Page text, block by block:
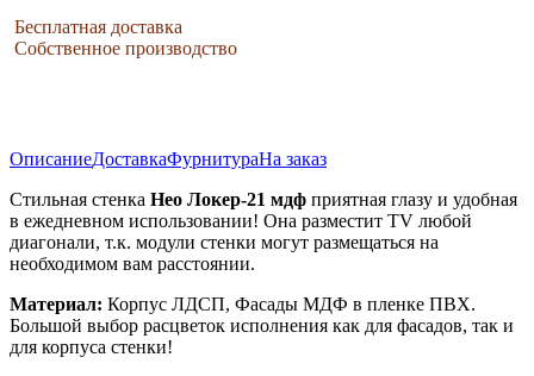
Бесплатная доставка
Собственное производство
ОписаниеДоставкаФурнитураНа заказ
Стильная стенка Нео Локер-21 мдф приятная глазу и удобная
в ежедневном использовании! Она разместит TV любой
диагонали, т.к. модули стенки могут размещаться на
необходимом вам расстоянии.
Материал: Корпус ЛДСП, Фасады МДФ в пленке ПВХ.
Большой выбор расцветок исполнения как для фасадов, так и
для корпуса стенки!